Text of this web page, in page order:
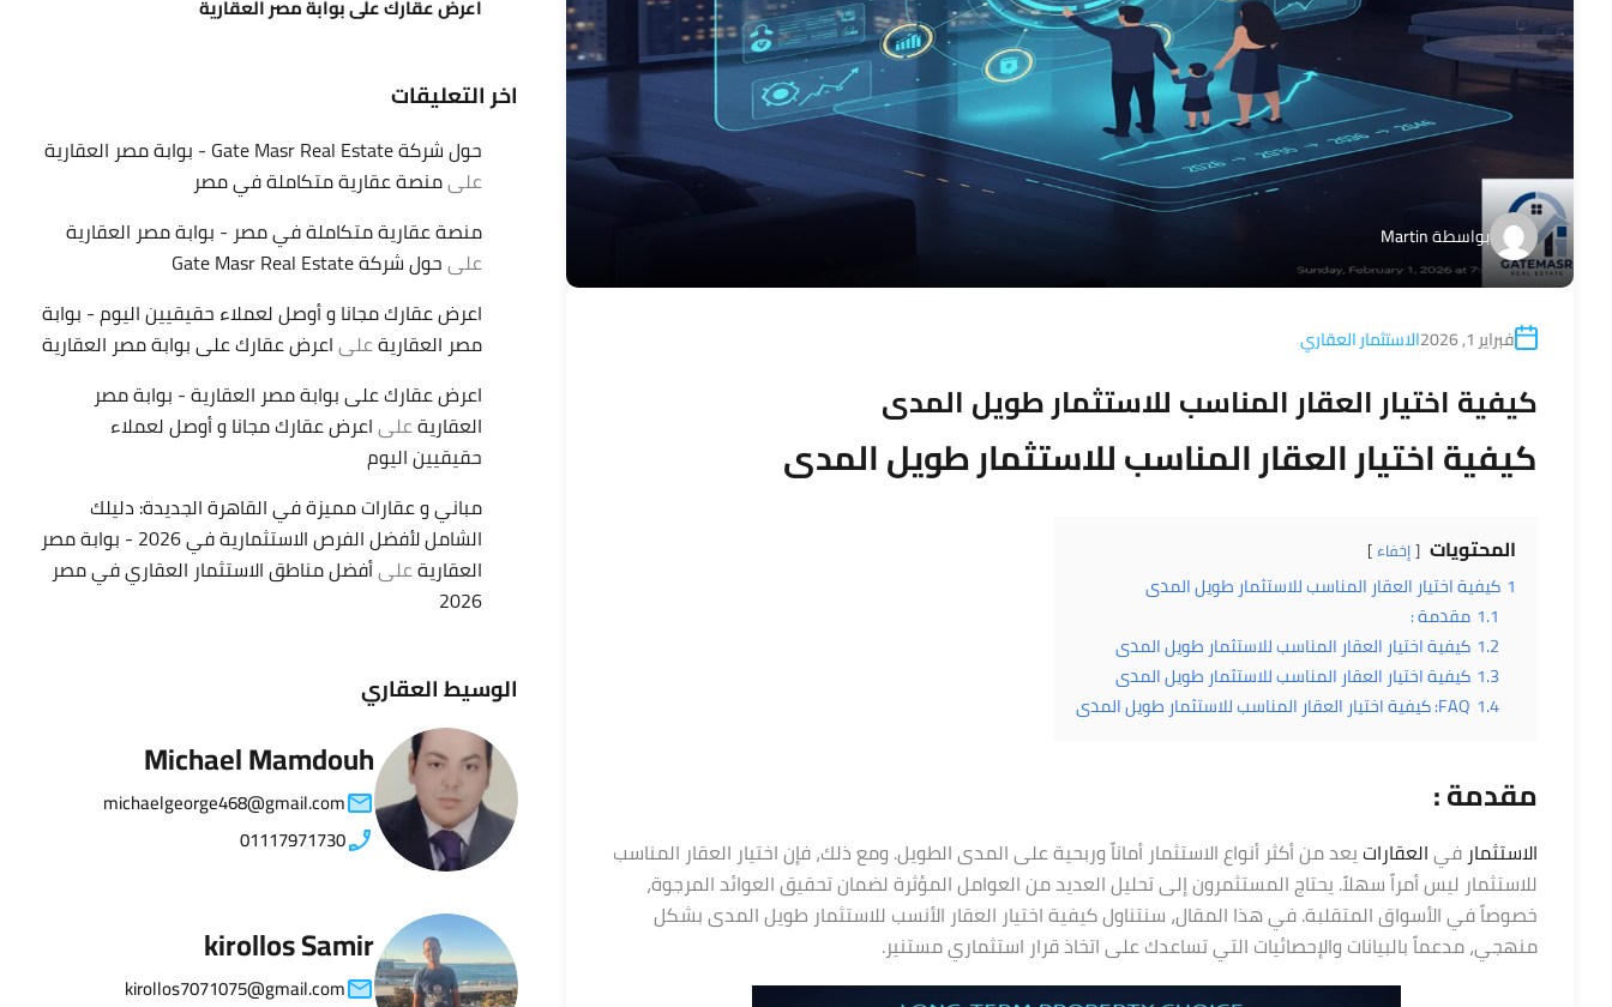
بواسطةMartin
فبراير 1, 2026 الاستثمار العقاري
كيفية اختيار العقار المناسب للاستثمار طويل المدى
كيفية اختيار العقار المناسب للاستثمار طويل المدى
المحتويات إخفاء
1 كيفية اختيار العقار المناسب للاستثمار طويل المدى
1.1 مقدمة :
1.2 كيفية اختيار العقار المناسب للاستثمار طويل المدى
1.3 كيفية اختيار العقار المناسب للاستثمار طويل المدى
1.4 FAQ: كيفية اختيار العقار المناسب للاستثمار طويل المدى
مقدمة :
الاستثمار فيالعقاراتيعد من أكثر أنواع الاستثمار أماناً وربحية على المدى الطويل. ومع ذلك، فإن اختيار العقار المناسب
للاستثمار ليس أمراً سهلاً. يحتاج المستثمرون إلى تحليل العديد من العوامل المؤثرة لضمان تحقيق العوائد المرجوة،
خصوصاً في الأسواق المتقلبة. في هذا المقال، سنتناول كيفية اختيار العقار الأنسب للاستثمار طويل المدى بشكل
منهجي، مدعماً بالبيانات والإحصائيات التي تساعدك على اتخاذ قرار استثماري مستنير.
اعرض عقارك على بوابة مصر العقارية
اخر التعليقات
حول شركة Gate Masr Real Estate - بوابة مصر العقارية
علىمنصة عقارية متكاملة في مصر
منصة عقارية متكاملة في مصر - بوابة مصر العقارية
علىحول شركة Gate Masr Real Estate
اعرض عقارك مجانا و أوصل لعملاء حقيقيين اليوم - بوابة
مصر العقاريةعلىاعرض عقارك على بوابة مصر العقارية
اعرض عقارك على بوابة مصر العقارية - بوابة مصر
العقاريةعلىاعرض عقارك مجانا و أوصل لعملاء
حقيقيين اليوم
مباني و عقارات مميزة في القاهرة الجديدة: دليلك
الشامل لأفضل الفرص الاستثمارية في 2026 - بوابة مصر
العقاريةعلىأفضل مناطق الاستثمار العقاري في مصر
2026
الوسيط العقاري
Michael Mamdouh
michaelgeorge468@gmail.com
01117971730
kirollos Samir
kirollos7071075@gmail.com